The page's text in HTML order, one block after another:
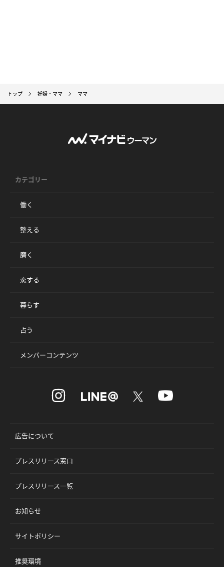
トップ 妊婦・ママ ママ
カテゴリー
働く
整える
磨く
恋する
暮らす
占う
メンバーコンテンツ
広告について
プレスリリース窓口
プレスリリース一覧
お知らせ
サイトポリシー
推奨環境